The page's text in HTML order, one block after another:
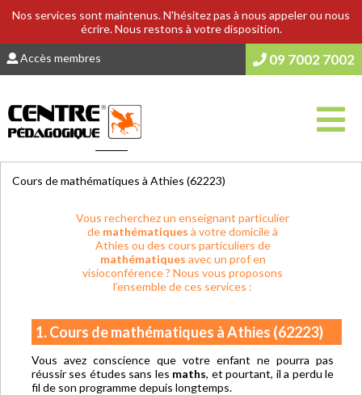
Nos services sont maintenus. N'hésitez pas à nous appeler ou nous
écrire. Nous restons à votre disposition.
Accès membres 09 7002 7002
Cours de mathématiques à Athies (62223)
Vous recherchez un enseignant particulier
de mathématiques à votre domicile à
Athies ou des cours particuliers de
mathématiques avec un prof en
visioconférence ? Nous vous proposons
l’ensemble de ces services :
1. Cours de mathématiques à Athies (62223)
Vous avez conscience que votre enfant ne pourra pas
réussir ses études sans les maths, et pourtant, il a perdu le
fil de son programme depuis longtemps.